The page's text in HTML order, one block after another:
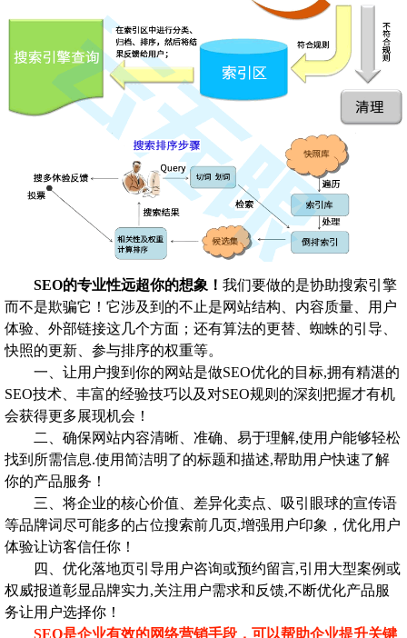
SEO的专业性远超你的想象！ 我们要做的是协助搜索引擎
而不是欺骗它！它涉及到的不止是网站结构、内容质量、用户
体验、外部链接这几个方面；还有算法的更替、蜘蛛的引导、
快照的更新、参与排序的权重等。
一、让用户搜到你的网站是做SEO优化的目标,拥有精湛的
SEO技术、丰富的经验技巧以及对SEO规则的深刻把握才有机
会获得更多展现机会！
二、确保网站内容清晰、准确、易于理解,使用户能够轻松
找到所需信息.使用简洁明了的标题和描述,帮助用户快速了解
你的产品服务！
三、将企业的核心价值、差异化卖点、吸引眼球的宣传语
等品牌词尽可能多的占位搜索前几页,增强用户印象，优化用户
体验让访客信任你！
四、优化落地页引导用户咨询或预约留言,引用大型案例或
权威报道彰显品牌实力,关注用户需求和反馈,不断优化产品服
务让用户选择你！
SEO是企业有效的网络营销手段，可以帮助企业提升关键